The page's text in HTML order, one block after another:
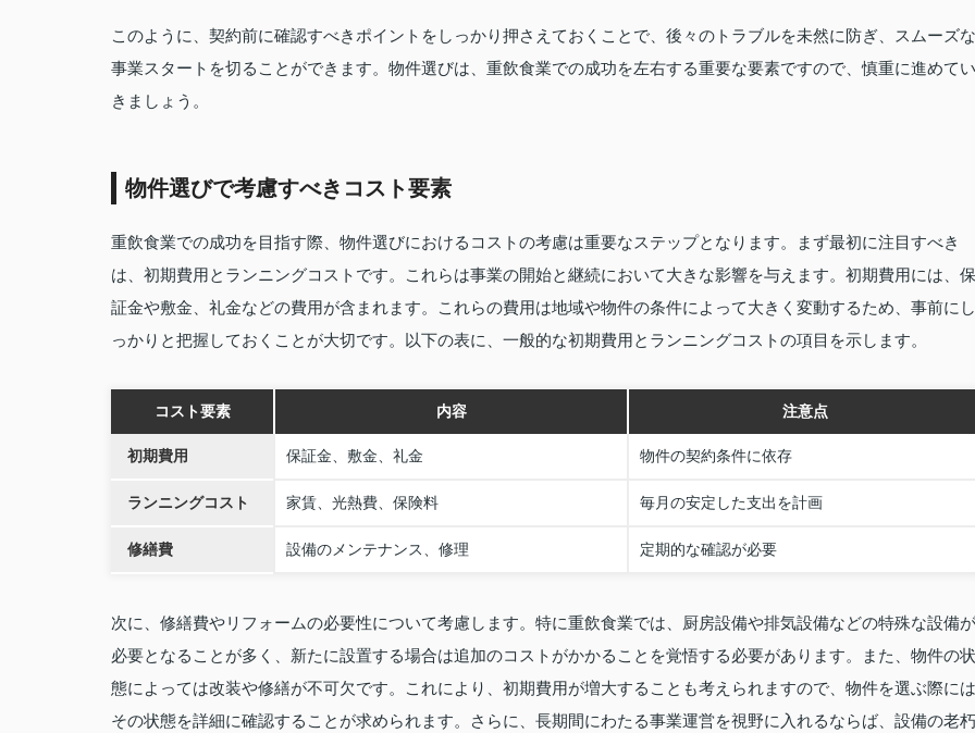
このように、契約前に確認すべきポイントをしっかり押さえておくことで、後々のトラブルを未然に防ぎ、スムーズな
事業スタートを切ることができます。物件選びは、重飲食業での成功を左右する重要な要素ですので、慎重に進めてい
きましょう。
物件選びで考慮すべきコスト要素
重飲食業での成功を目指す際、物件選びにおけるコストの考慮は重要なステップとなります。まず最初に注目すべき
は、初期費用とランニングコストです。これらは事業の開始と継続において大きな影響を与えます。初期費用には、保
証金や敷金、礼金などの費用が含まれます。これらの費用は地域や物件の条件によって大きく変動するため、事前にし
っかりと把握しておくことが大切です。以下の表に、一般的な初期費用とランニングコストの項目を示します。
コスト要素 内容 注意点
初期費用 保証金、敷金、礼金 物件の契約条件に依存
ランニングコスト 家賃、光熱費、保険料 毎月の安定した支出を計画
修繕費 設備のメンテナンス、修理 定期的な確認が必要
次に、修繕費やリフォームの必要性について考慮します。特に重飲食業では、厨房設備や排気設備などの特殊な設備が
必要となることが多く、新たに設置する場合は追加のコストがかかることを覚悟する必要があります。また、物件の状
態によっては改装や修繕が不可欠です。これにより、初期費用が増大することも考えられますので、物件を選ぶ際には
その状態を詳細に確認することが求められます。さらに、長期間にわたる事業運営を視野に入れるならば、設備の老朽